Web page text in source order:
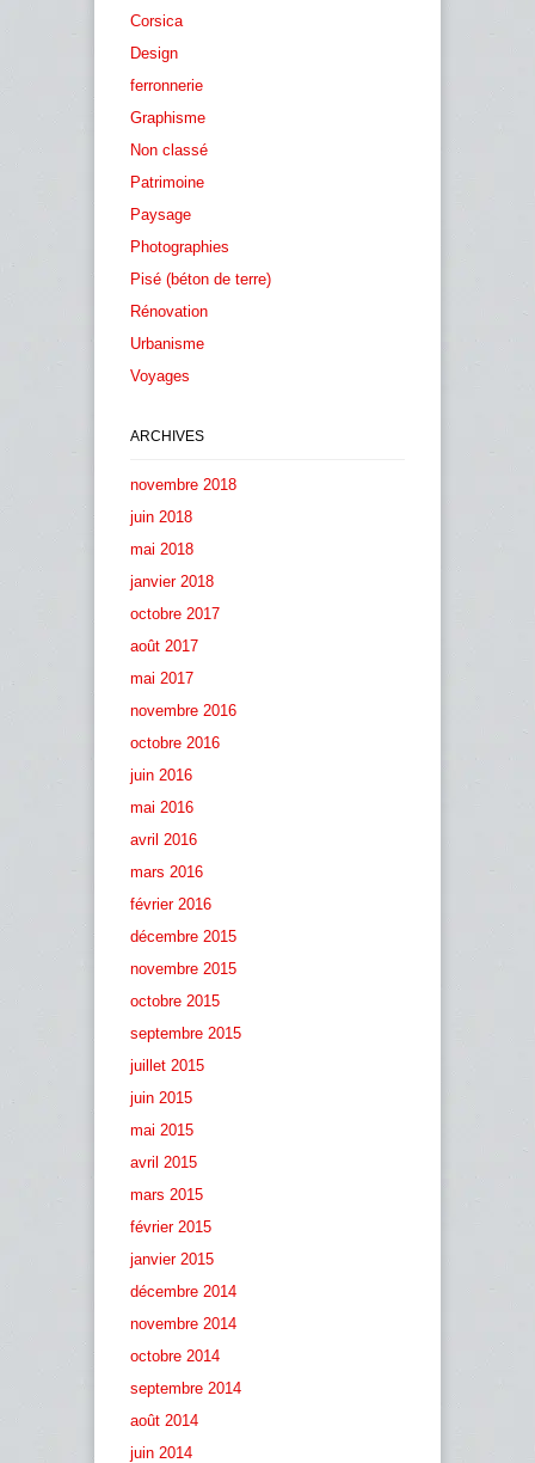
Corsica
Design
ferronnerie
Graphisme
Non classé
Patrimoine
Paysage
Photographies
Pisé (béton de terre)
Rénovation
Urbanisme
Voyages
ARCHIVES
novembre 2018
juin 2018
mai 2018
janvier 2018
octobre 2017
août 2017
mai 2017
novembre 2016
octobre 2016
juin 2016
mai 2016
avril 2016
mars 2016
février 2016
décembre 2015
novembre 2015
octobre 2015
septembre 2015
juillet 2015
juin 2015
mai 2015
avril 2015
mars 2015
février 2015
janvier 2015
décembre 2014
novembre 2014
octobre 2014
septembre 2014
août 2014
juin 2014